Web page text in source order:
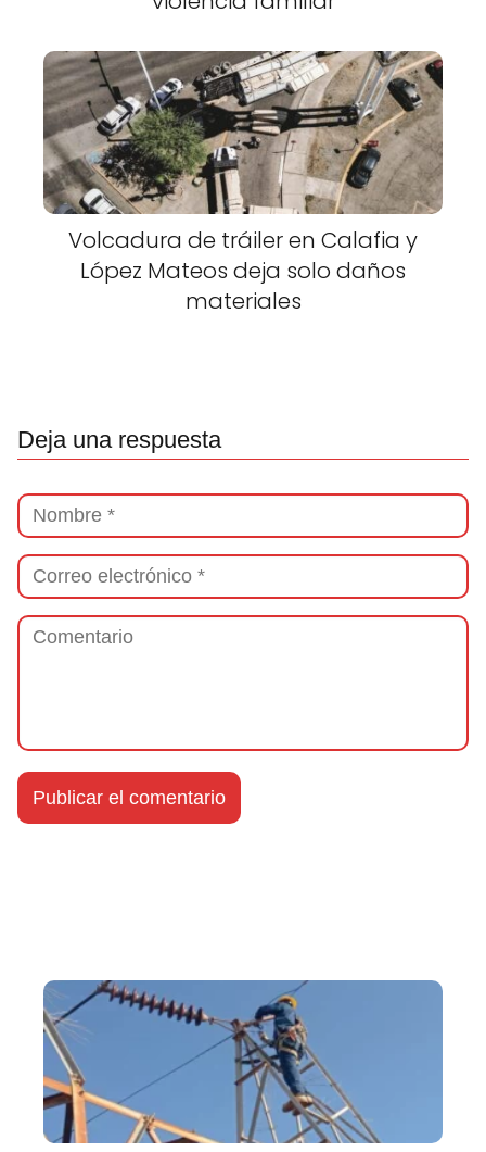
Volcadura de tráiler en Calafia y
López Mateos deja solo daños
materiales
Deja una respuesta